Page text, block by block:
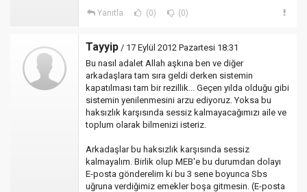
Yanıtla (0) (0)
Tayyip / 17 Eylül 2012 Pazartesi 18:31
Bu nasıl adalet Allah aşkına ben ve diğer
arkadaşlara tam sıra geldi derken sistemin
kapatılması tam bir rezillik... Geçen yılda olduğu gibi
sistemin yenilenmesini arzu ediyoruz. Yoksa bu
haksızlık karşısında sessiz kalmayacağımızı aile ve
toplum olarak bilmenizi isteriz.
Arkadaşlar bu haksızlık karşısında sessiz
kalmayalım. Birlik olup MEB'e bu durumdan dolayı
E-posta gönderelim ki bu 3 sene boyunca Sbs
uğruna verdiğimiz emekler boşa gitmesin. (E-posta